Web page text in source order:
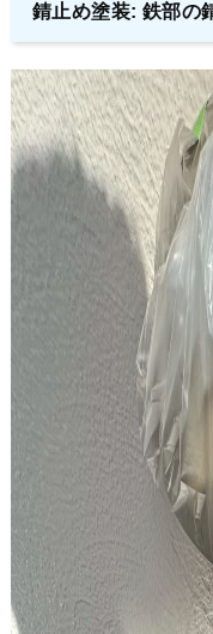
錆止め塗装: 鉄部の